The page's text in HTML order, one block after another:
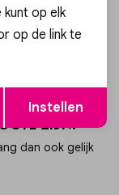
L XL
zijn?
dan ook gelijk
op elk
op de link te
Instellen